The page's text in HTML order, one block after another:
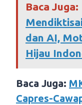
Baca Juga:
dan AI,
Hijau
Baca Juga:
Capres-